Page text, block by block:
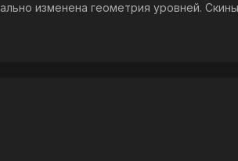
изменена геометрия уровней.